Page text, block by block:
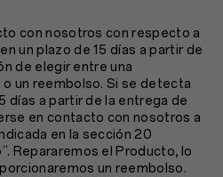
con nosotros con respecto a
un plazo de 15 días a partir de
de elegir entre una
un reembolso. Si se detecta
días a partir de la entrega de
en contacto con nosotros a
en la sección 20
Repararemos el Producto, lo
un reembolso.